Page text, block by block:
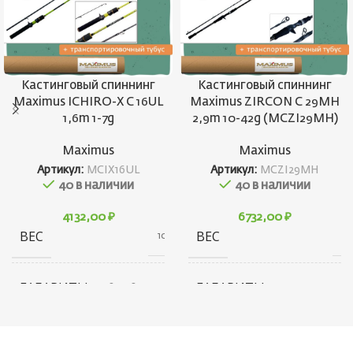
Кастинговый спиннинг
Maximus ICHIRO-X C 16UL
1,6m 1-7g
Maximus
Артикул: MСIX16UL
40 в наличии
4132,00 ₽
ВЕС 1000 г
ГАБАРИТЫ
Кастинговый спиннинг
Maximus ZIRCON C 29MH
2,9m 10-42g (MCZI29MH)
Maximus
Артикул: MCZI29MH
40 в наличии
6732,00 ₽
ВЕС
ГАБАРИТЫ